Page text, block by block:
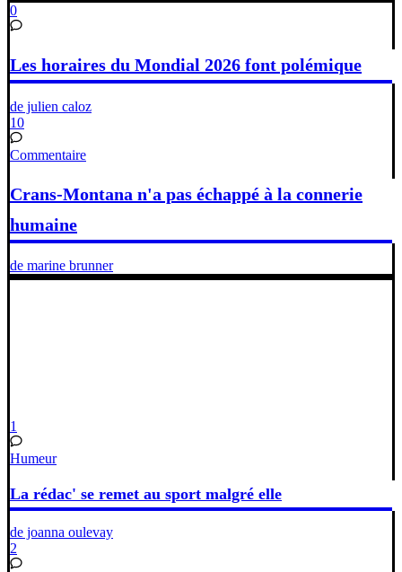
0
Les horaires du Mondial 2026 font polémique
de julien caloz
10
Commentaire
Crans-Montana n'a pas échappé à la connerie
humaine
de marine brunner
1
Humeur
La rédac' se remet au sport malgré elle
de joanna oulevay
2